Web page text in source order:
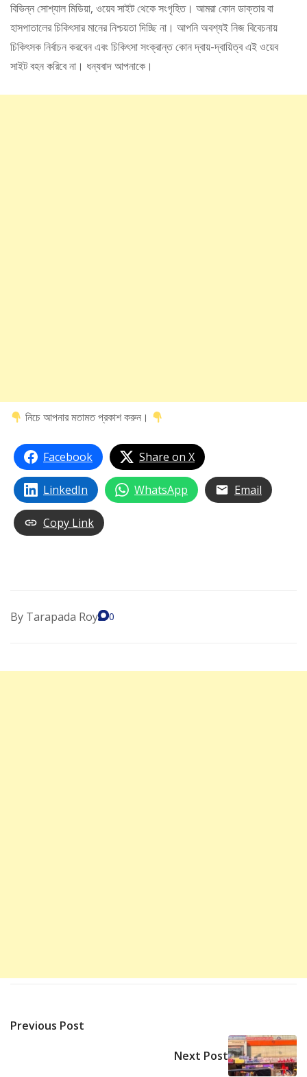
বিভিন্ন সোশ্যাল মিডিয়া, ওয়েব সাইট থেকে সংগৃহিত। আমরা কোন ডাক্তার বা
হাসপাতালের চিকিৎসার মানের নিশ্চয়তা দিচ্ছি না। আপনি অবশ্যই নিজ বিবেচনায়
চিকিৎসক নির্বাচন করবেন এবং চিকিৎসা সংক্রান্ত কোন দ্বায়-দ্বায়িত্ব এই ওয়েব
সাইট বহন করিবে না। ধন্যবাদ আপনাকে।
নিচে আপনার মতামত প্রকাশ করুন।
Facebook Share on X
LinkedIn WhatsApp Email
Copy Link
By Tarapada Roy 0
Previous Post
Next Post